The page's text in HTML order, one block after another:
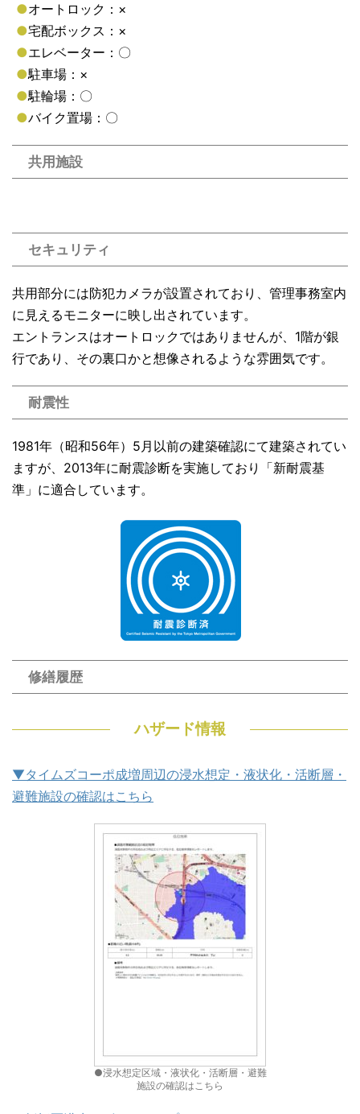
●オートロック：×
●宅配ボックス：×
●エレベーター：〇
●駐車場：×
●駐輪場：〇
●バイク置場：〇
共用施設
セキュリティ
共用部分には防犯カメラが設置されており、管理事務室内
に見えるモニターに映し出されています。
エントランスはオートロックではありませんが、1階が銀
行であり、その裏口かと想像されるような雰囲気です。
耐震性
1981年（昭和56年）5月以前の建築確認にて建築されてい
ますが、2013年に耐震診断を実施しており「新耐震基
準」に適合しています。
修繕履歴
ハザード情報
▼タイムズコーポ成増周辺の浸水想定・液状化・活断層・
避難施設の確認はこちら
●浸水想定区域・液状化・活断層・避難
施設の確認はこちら